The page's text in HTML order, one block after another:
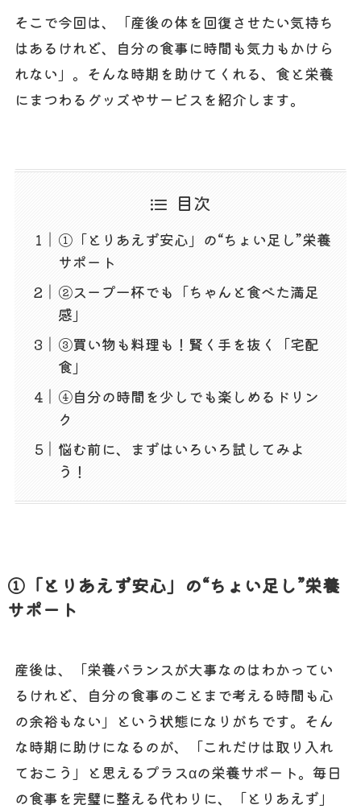
そこで今回は、「産後の体を回復させたい気持ち
はあるけれど、自分の食事に時間も気力もかけら
れない」。そんな時期を助けてくれる、食と栄養
にまつわるグッズやサービスを紹介します。
目次
①「とりあえず安心」の“ちょい足し”栄養
サポート
②スープ一杯でも「ちゃんと食べた満足
感」
③買い物も料理も！賢く手を抜く「宅配
食」
④自分の時間を少しでも楽しめるドリン
ク
悩む前に、まずはいろいろ試してみよ
う！
①「とりあえず安心」の“ちょい足し”栄養
サポート
産後は、「栄養バランスが大事なのはわかってい
るけれど、自分の食事のことまで考える時間も心
の余裕もない」という状態になりがちです。そん
な時期に助けになるのが、「これだけは取り入れ
ておこう」と思えるプラスαの栄養サポート。毎日
の食事を完璧に整える代わりに、「とりあえず」